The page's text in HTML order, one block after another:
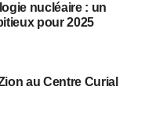
nucléaire : un
pour 2025
au Centre Curial